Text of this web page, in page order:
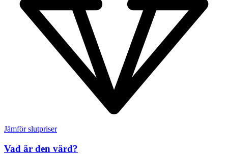
Jämför slutpriser
Vad är den värd?